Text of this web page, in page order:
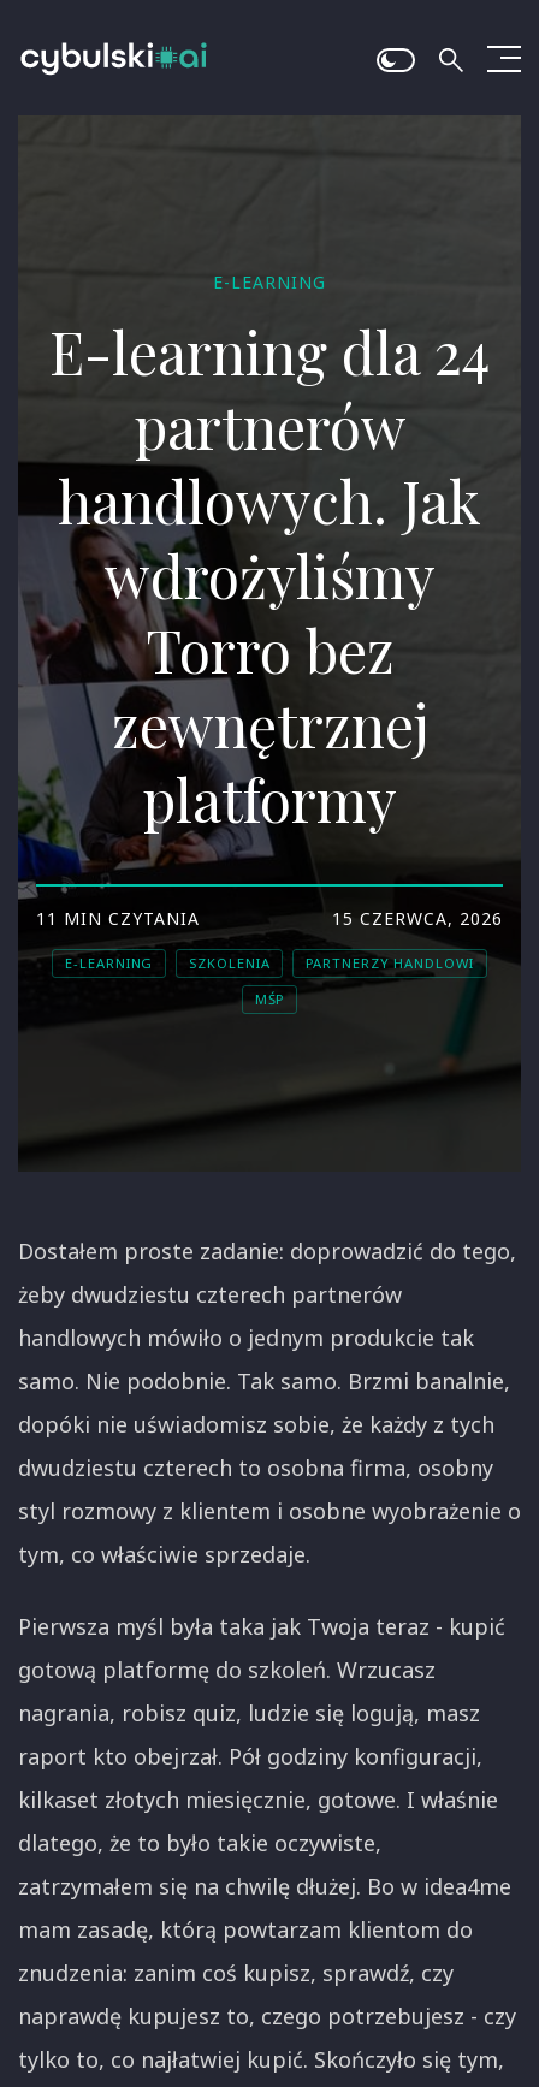
E-LEARNING
E-learning dla 24
partnerów
handlowych. Jak
wdrożyliśmy
Torro bez
zewnętrznej
platformy
11 MIN CZYTANIA 15 CZERWCA, 2026
E-LEARNING SZKOLENIA
PARTNERZY HANDLOWI
MŚP
Dostałem proste zadanie: doprowadzić do tego,
żeby dwudziestu czterech partnerów
handlowych mówiło o jednym produkcie tak
samo. Nie podobnie. Tak samo. Brzmi banalnie,
dopóki nie uświadomisz sobie, że każdy z tych
dwudziestu czterech to osobna firma, osobny
styl rozmowy z klientem i osobne wyobrażenie o
tym, co właściwie sprzedaje.
Pierwsza myśl była taka jak Twoja teraz - kupić
gotową platformę do szkoleń. Wrzucasz
nagrania, robisz quiz, ludzie się logują, masz
raport kto obejrzał. Pół godziny konfiguracji,
kilkaset złotych miesięcznie, gotowe. I właśnie
dlatego, że to było takie oczywiste,
zatrzymałem się na chwilę dłużej. Bo w idea4me
mam zasadę, którą powtarzam klientom do
znudzenia: zanim coś kupisz, sprawdź, czy
naprawdę kupujesz to, czego potrzebujesz - czy
tylko to, co najłatwiej kupić. Skończyło się tym,